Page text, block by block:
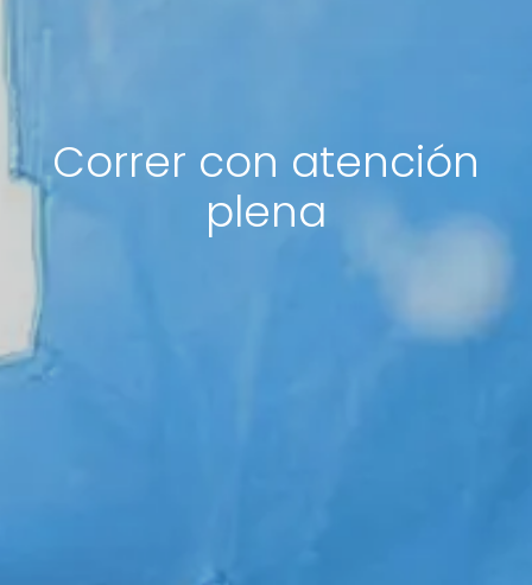
Correr con atención
plena